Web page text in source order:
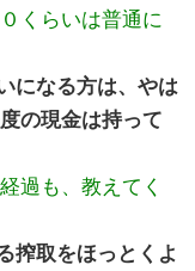
くらいは普通に
になる方は、やは
の現金は持って
過も、教えてく
搾取をほっとくよ